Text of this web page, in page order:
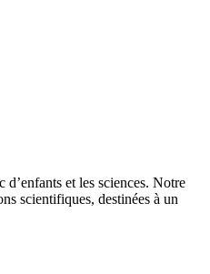
d’enfants et les sciences. Notre
scientifiques, destinées à un